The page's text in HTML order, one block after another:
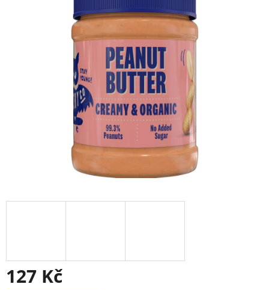
127 Kč